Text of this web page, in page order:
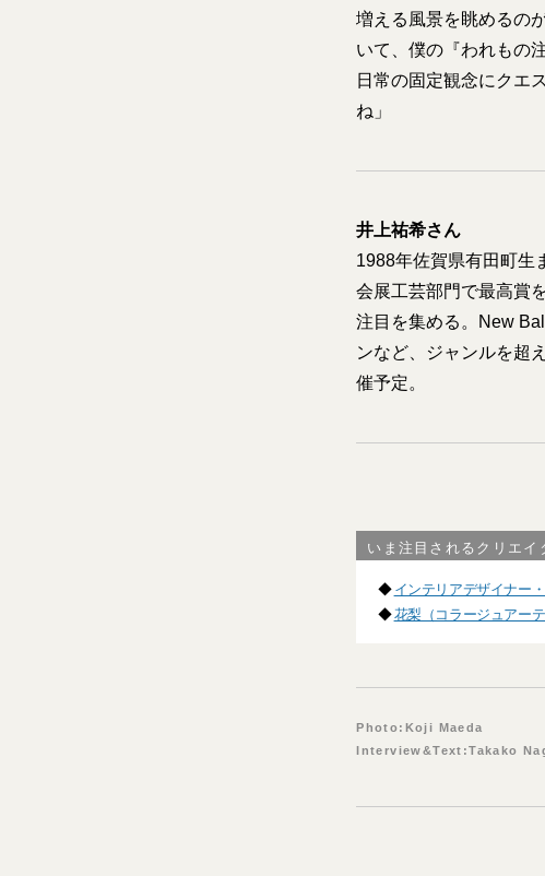
増える風景を眺めるの
いて、僕の『われもの
日常の固定観念にクエ
ね」
井上祐希さん
1988年佐賀県有田町生
会展工芸部門で最高賞
注目を集める。New
ンなど、ジャンルを超
催予定。
いま注目されるクリエイ
◆ インテリアデザイナー
◆花梨（コラージュアー
Photo:Koji Maeda
Interview&Text:Takako